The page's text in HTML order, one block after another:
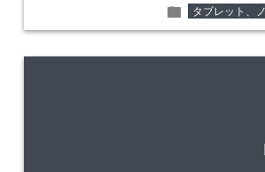
folder タブレット、